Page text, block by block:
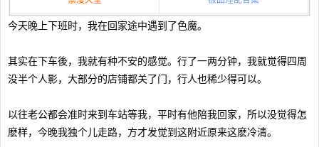
今天晚上下班时，我在回家途中遇到了色魔。
其实在下车後，我就有种不安的感觉。行了一两分钟，我就觉得四周
没半个人影，大部分的店铺都关了门，行人也稀少得可以。
以往老公都会准时来到车站等我，平时有他陪我回家，所以没觉得怎
麽样，今晚我独个儿走路，方才发觉到这附近原来这麽冷清。